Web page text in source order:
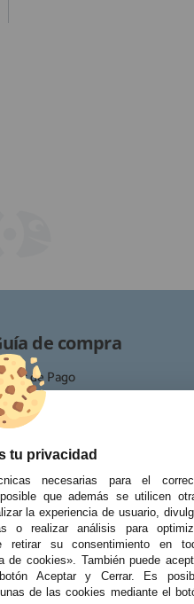
de compra
de Pago
de RMA
de contratación
de devoluciones
de Litigios en Línea
tu privacidad
necesarias para el
que además se utilicen
la experiencia de usuario,
o realizar análisis para
retirar su consentimiento en
cookies». También puede
Aceptar y Cerrar. Es
de las cookies mediante el